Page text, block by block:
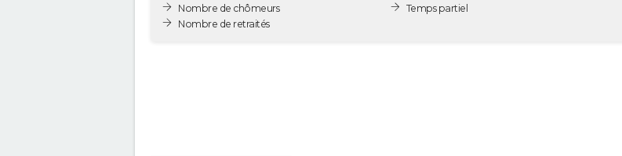
Nombre de chômeurs
Nombre de retraités
Temps partiel